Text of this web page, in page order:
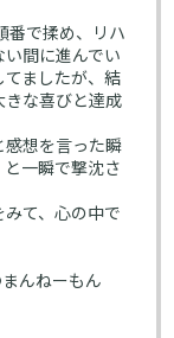
で揉め、リハ
間に進んでい
ましたが、結
な喜びと達成
感想を言った瞬
一瞬で撃沈さ
て、心の中で
んねーもん